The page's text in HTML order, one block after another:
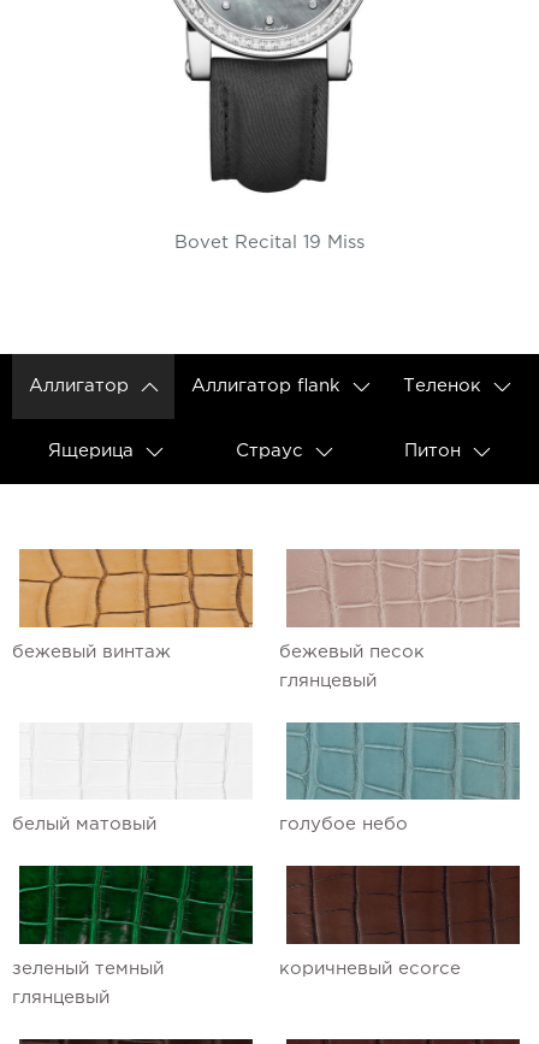
Bovet Recital 19 Miss
Аллигатор Аллигатор flank Теленок
Ящерица Страус Питон
бежевый винтаж
бежевый песок
глянцевый
белый матовый голубое небо
зеленый темный
глянцевый
коричневый ecorce